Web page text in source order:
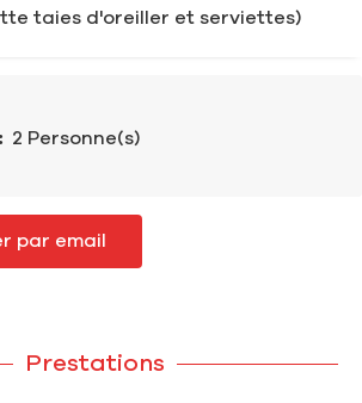
taies d'oreiller et serviettes)
2 Personne(s)
par email
Prestations